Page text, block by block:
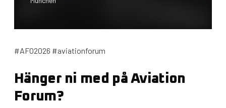
#AFO2026 #aviationforum
Hänger ni med på Aviation
Forum?